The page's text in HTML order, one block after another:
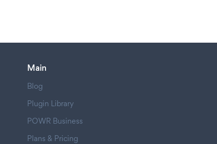
Main
Blog
Plugin Library
POWR Business
Plans & Pricing